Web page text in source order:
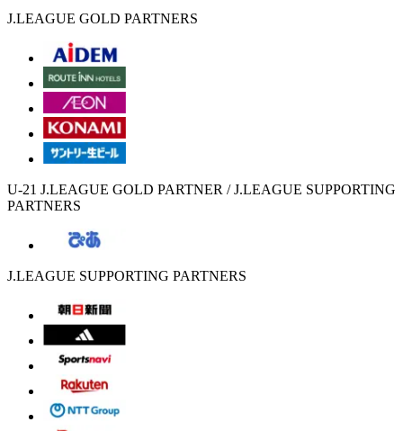
J.LEAGUE GOLD PARTNERS
U-21 J.LEAGUE GOLD PARTNER / J.LEAGUE SUPPORTING
PARTNERS
J.LEAGUE SUPPORTING PARTNERS